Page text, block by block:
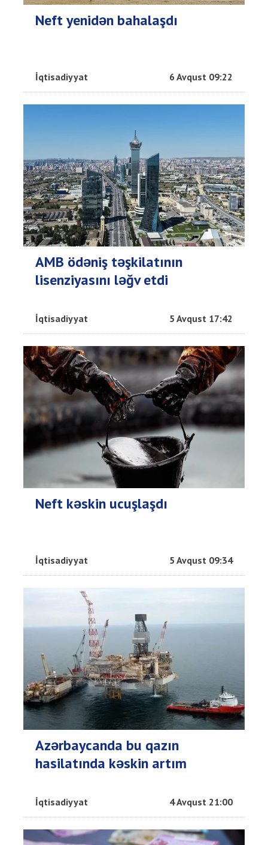
Neft yenidən bahalaşdı
İqtisadiyyat 6 Avqust 09:22
AMB ödəniş təşkilatının
lisenziyasını ləğv etdi
İqtisadiyyat 5 Avqust 17:42
Neft kəskin ucuşlaşdı
İqtisadiyyat 5 Avqust 09:34
Azərbaycanda bu qazın
hasilatında kəskin artım
İqtisadiyyat 4 Avqust 21:00